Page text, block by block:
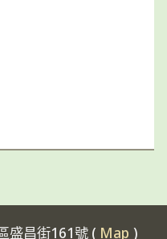
盛昌街161號 ( Map )